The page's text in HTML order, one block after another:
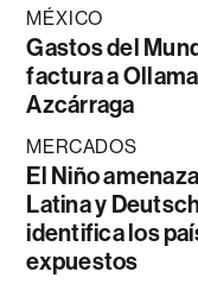
MÉXICO
Gastos del
factura a
Azcárraga
MERCADOS
El Niño
Latina y
identifica los
expuestos